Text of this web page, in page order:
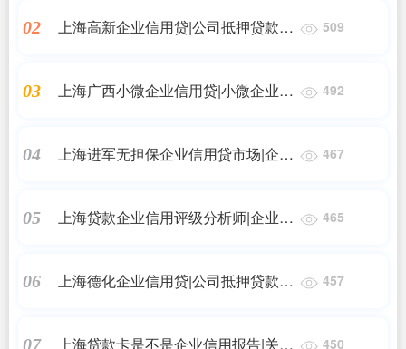
有失业证是不是可以申请小额贷款？
02
上海高新企业信用贷|公司抵押贷款需
509
03
上海广西小微企业信用贷|小微企业贷
492
04
上海进军无担保企业信用贷市场|企业
467
05
上海贷款企业信用评级分析师|企业信
465
06
上海德化企业信用贷|公司抵押贷款需
457
07 上海贷款卡是不是企业信用报告|关于 450